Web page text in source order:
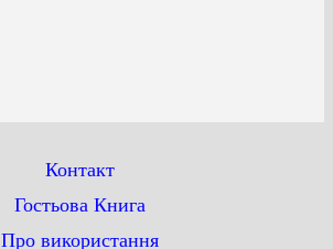
Контакт
Гостьова Книга
Про використання